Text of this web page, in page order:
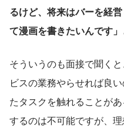
るけど、将来はバーを経
て漫画を書きたいんです」
そういうのも面接で聞く
ビスの業務やらせれば良
たタスクを触れることが
するのは不可能ですが、